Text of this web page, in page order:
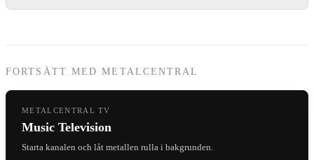
FORTSÄTT MED METALCENTRAL
METALCENTRAL TV
Music Television
Starta kanalen och låt metallen rulla i bakgrunden.